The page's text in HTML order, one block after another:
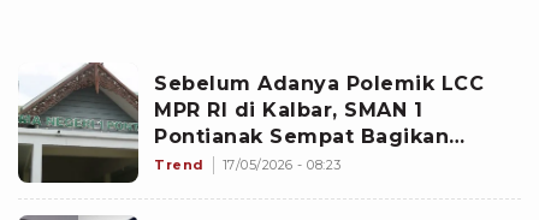
Sebelum Adanya Polemik LCC
MPR RI di Kalbar, SMAN 1
Pontianak Sempat Bagikan
Prestasi ini Buat Publik Kagum
Trend 17/05/2026 - 08:23